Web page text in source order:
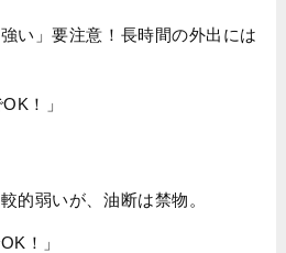
い」要注意！長時間の外出には
！」
的弱いが、油断は禁物。
！」